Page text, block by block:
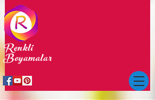
Renkli
Boyamalar